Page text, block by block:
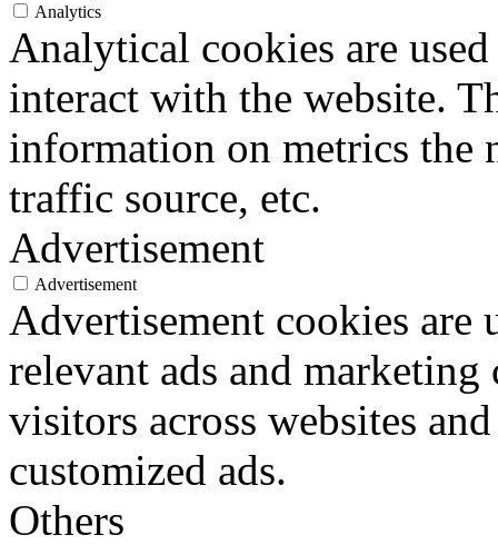
Analytics
Analytical cookies are
interact with the website.
information on metrics the
traffic source, etc.
Advertisement
Advertisement
Advertisement cookies
relevant ads and marketing
visitors across websites
customized ads.
Others